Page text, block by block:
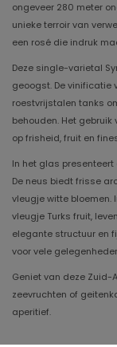
ongeveer 280 meter
unieke terroir van
een rosé die indruk
Deze single-varietal
geoogst. De
roestvrijstalen tanks
behouden. Het
op frisheid, fruit en
In het glas
De neus biedt frisse
vleugje witte bloemen.
vleugje Turks fruit,
elegante structuur en
voor vele
Geniet van deze
zeevruchten of
aperitief.